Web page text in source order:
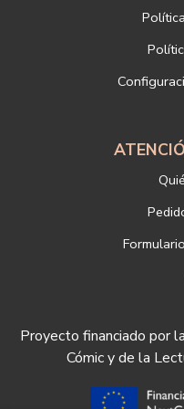
Si desea ampliar
https://
Proyecto financiado por
Cómic y de la